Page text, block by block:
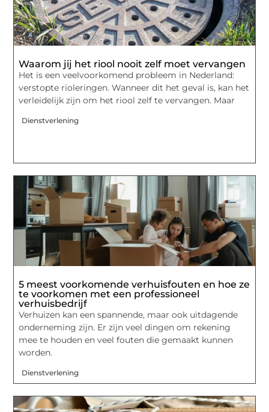
Waarom jij het riool nooit zelf moet vervangen
Het is een veelvoorkomend probleem in Nederland:
verstopte rioleringen. Wanneer dit het geval is, kan het
verleidelijk zijn om het riool zelf te vervangen. Maar
Dienstverlening
5 meest voorkomende verhuisfouten en hoe ze
te voorkomen met een professioneel
verhuisbedrijf
Verhuizen kan een spannende, maar ook uitdagende
onderneming zijn. Er zijn veel dingen om rekening
mee te houden en veel fouten die gemaakt kunnen
worden.
Dienstverlening